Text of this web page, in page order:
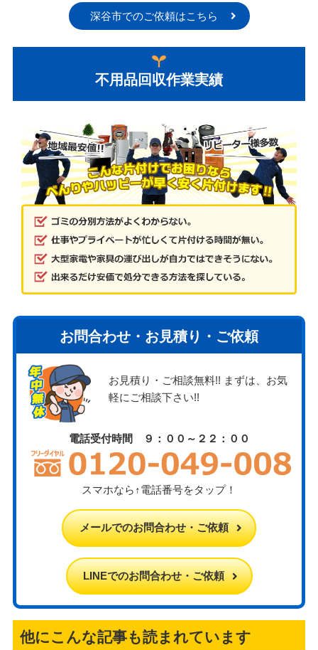
深谷市でのご依頼はこちら
不用品回収作業実績
お問合わせ・お見積り・ご依頼
お見積り・ご相談無料!! まずは、お気
軽にご相談下さい!!
電話受付時間 ９：００～２２：００
スマホなら↑電話番号をタップ！
メールでのお問合わせ・ご依頼
LINEでのお問合わせ・ご依頼
他にこんな記事も読まれています